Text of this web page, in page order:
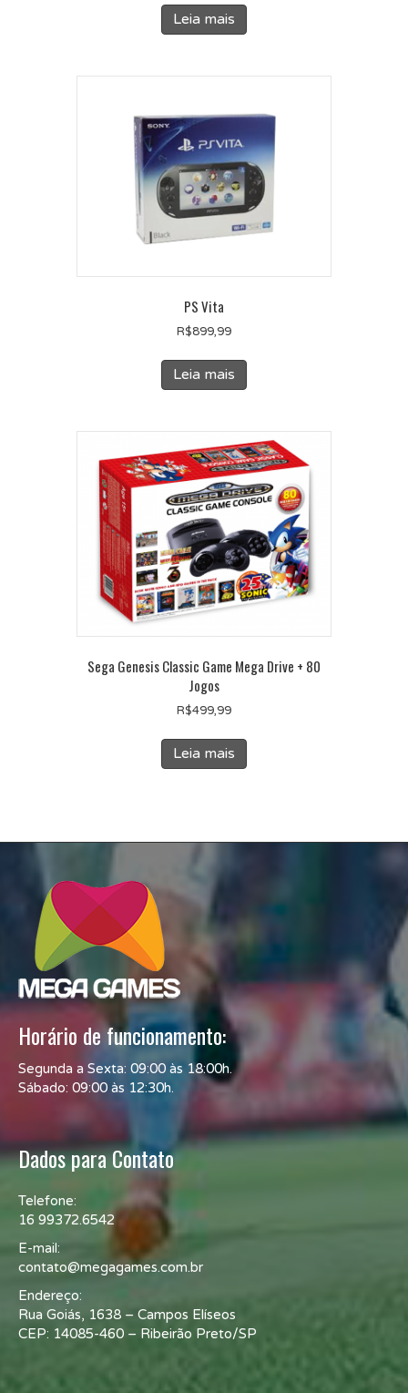
Leia mais
PS Vita
R$899,99
Leia mais
Sega Genesis Classic Game Mega Drive + 80
Jogos
R$499,99
Leia mais
Horário de funcionamento:
Segunda a Sexta: 09:00 às 18:00h.
Sábado: 09:00 às 12:30h.
Dados para Contato
Telefone:
16 99372.6542
E-mail:
contato@megagames.com.br
Endereço:
Rua Goiás, 1638 – Campos Elíseos
CEP: 14085-460 – Ribeirão Preto/SP